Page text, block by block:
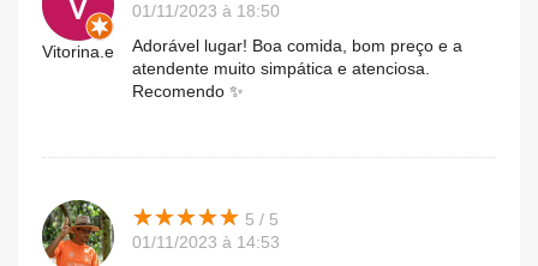
Vitorina.e
01/11/2023 à 18:50
Adorável lugar! Boa comida, bom preço e a
atendente muito simpática e atenciosa.
Recomendo ✨
★★★★★
★★★★★ 5 / 5
01/11/2023 à 14:53